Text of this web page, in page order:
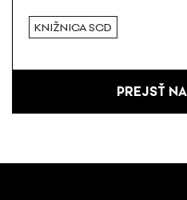
KNIŽNICA SCD
PREJSŤ